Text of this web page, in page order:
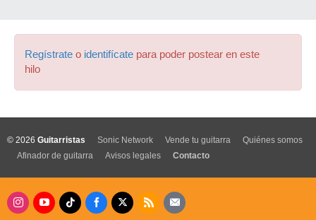
Regístrate o identifícate para poder postear en este
hilo
© 2026 Guitarristas Sonic Network Vende tu guitarra
Quiénes somos
Afinador de guitarra
Avisos legales Contacto